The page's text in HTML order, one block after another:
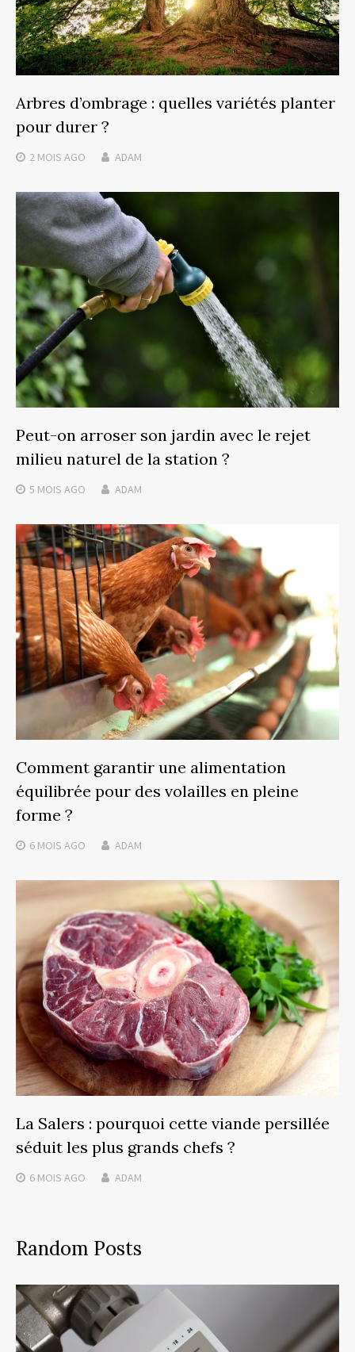
Arbres d’ombrage : quelles variétés planter
pour durer ?
2 MOIS AGO ADAM
Peut-on arroser son jardin avec le rejet
milieu naturel de la station ?
5 MOIS AGO ADAM
Comment garantir une alimentation
équilibrée pour des volailles en pleine
forme ?
6 MOIS AGO ADAM
La Salers : pourquoi cette viande persillée
séduit les plus grands chefs ?
6 MOIS AGO ADAM
Random Posts